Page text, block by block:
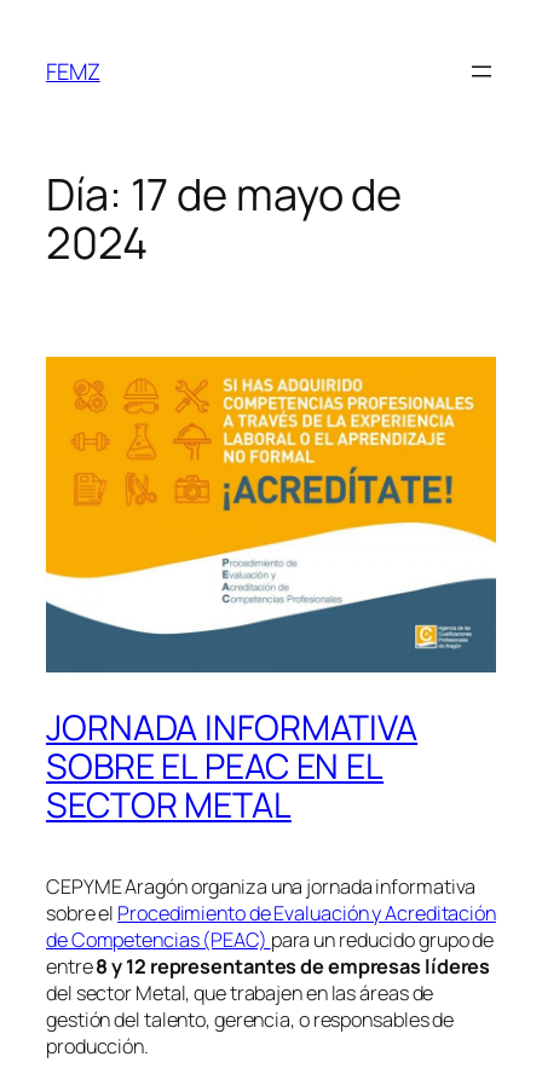
FEMZ
Día: 17 de mayo de
2024
JORNADA INFORMATIVA
SOBRE EL PEAC EN EL
SECTOR METAL
CEPYME Aragón organiza una jornada informativa
sobre el Procedimiento de Evaluación y Acreditación
de Competencias (PEAC) para un reducido grupo de
entre8 y 12 representantes de empresas líderes
del sector Metal, que trabajen en las áreas de
gestión del talento, gerencia, o responsables de
producción.